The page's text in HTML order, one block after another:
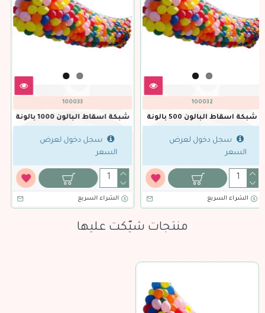
شبكة اسقاط البالون 1500 بالونة
سجل دخول لعرض
شبكة اسقاط البالون 2000 بالونة
سجل دخول
منتجات شيّكت عليها